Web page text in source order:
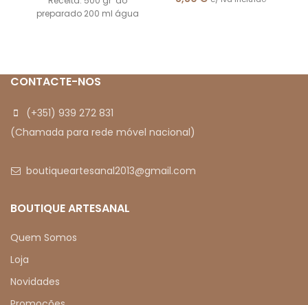
preparado 200 ml água
CONTACTE-NOS
(+351) 939 272 831
(Chamada para rede móvel nacional)
boutiqueartesanal2013@gmail.com
BOUTIQUE ARTESANAL
Quem Somos
Loja
Novidades